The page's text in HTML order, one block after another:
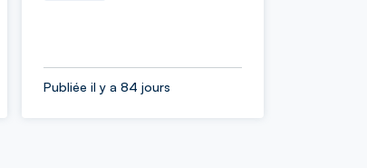
Publiée il y a 84 jours